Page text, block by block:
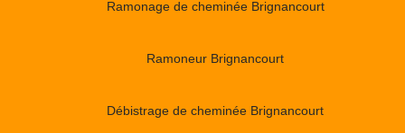
Ramonage de cheminée Brignancourt
Ramoneur Brignancourt
Débistrage de cheminée Brignancourt